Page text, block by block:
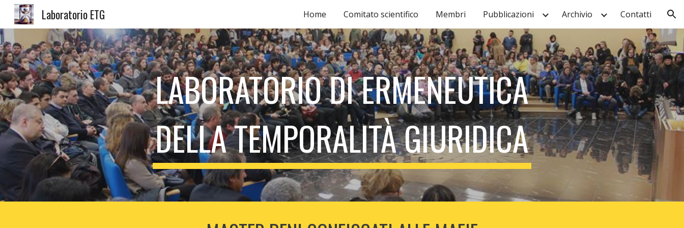
Skip to navigation
Laboratorio ETG Home Comitato scientifico Membri Pubblicazioni Archivio Contatti
LABORATORIO DI ERMENEUTICA
DELLA TEMPORALITÀ GIURIDICA